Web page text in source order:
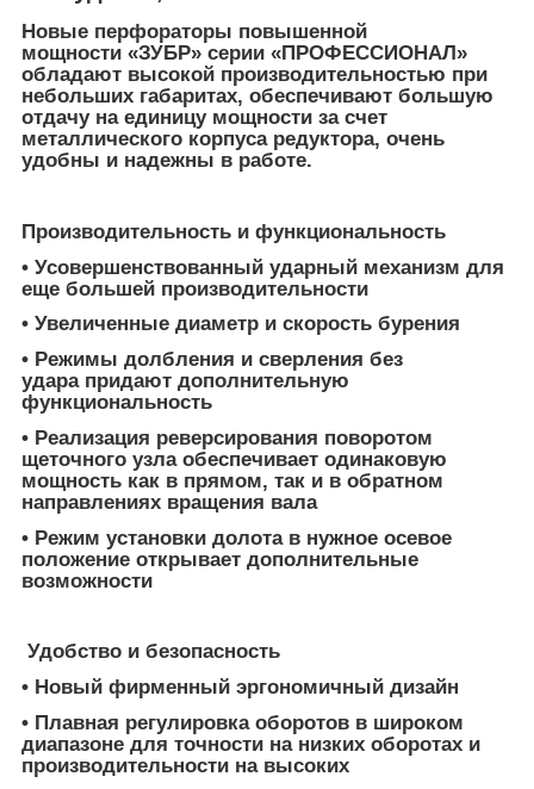
Новые перфораторы повышенной
мощности «ЗУБР» серии «ПРОФЕССИОНАЛ»
обладают высокой производительностью при
небольших габаритах, обеспечивают большую
отдачу на единицу мощности за счет
металлического корпуса редуктора, очень
удобны и надежны в работе.
Производительность и функциональность
• Усовершенствованный ударный механизм для
еще большей производительности
• Увеличенные диаметр и скорость бурения
• Режимы долбления и сверления без
удара придают дополнительную
функциональность
• Реализация реверсирования поворотом
щеточного узла обеспечивает одинаковую
мощность как в прямом, так и в обратном
направлениях вращения вала
• Режим установки долота в нужное осевое
положение открывает дополнительные
возможности
Удобство и безопасность
• Новый фирменный эргономичный дизайн
• Плавная регулировка оборотов в широком
диапазоне для точности на низких оборотах и
производительности на высоких